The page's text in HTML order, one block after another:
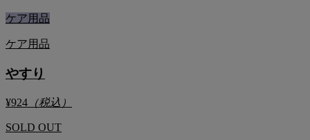
ケア用品
ケア用品
やすり
¥924 （税込）
SOLD OUT